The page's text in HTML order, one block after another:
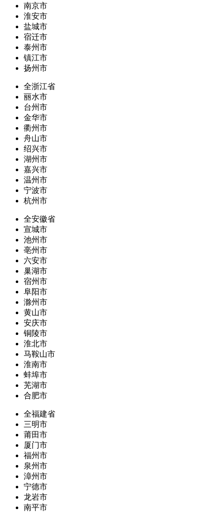
南京市
淮安市
盐城市
宿迁市
泰州市
镇江市
扬州市
全浙江省
丽水市
台州市
金华市
衢州市
舟山市
绍兴市
湖州市
嘉兴市
温州市
宁波市
杭州市
全安徽省
宣城市
池州市
亳州市
六安市
巢湖市
宿州市
阜阳市
滁州市
黄山市
安庆市
铜陵市
淮北市
马鞍山市
淮南市
蚌埠市
芜湖市
合肥市
全福建省
三明市
莆田市
厦门市
福州市
泉州市
漳州市
宁德市
龙岩市
南平市